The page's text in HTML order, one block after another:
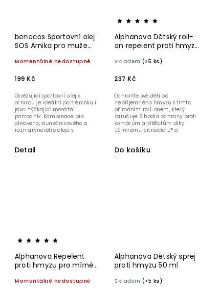
benecos Sportovní olej
SOS Arnika pro muže
Momentálně nedostupné
199 Kč
Detail
Osvěžující sportovní olej s
arnikou je ideální po tréninku i
jako hýčkající masážní
pomocník. Kombinace bio
olivového, slunečnicového a
rozmarýnového oleje s
Alphanova Dětský roll-
on repelent proti hmyzu
Skladem (>5 ks)
237 Kč
Do košíku
Ochraňte své děti od
nepříjemného hmyzu s tímto
přírodním roll-onem, který
zaručuje 6 hodin ochrany proti
komárům a klíšťatům díky
účinnému citriodiolu® a
Alphanova Repelent
proti hmyzu pro mírné
Momentálně nedostupné
Alphanova Dětský sprej
proti hmyzu 50 ml
Skladem (>5 ks)